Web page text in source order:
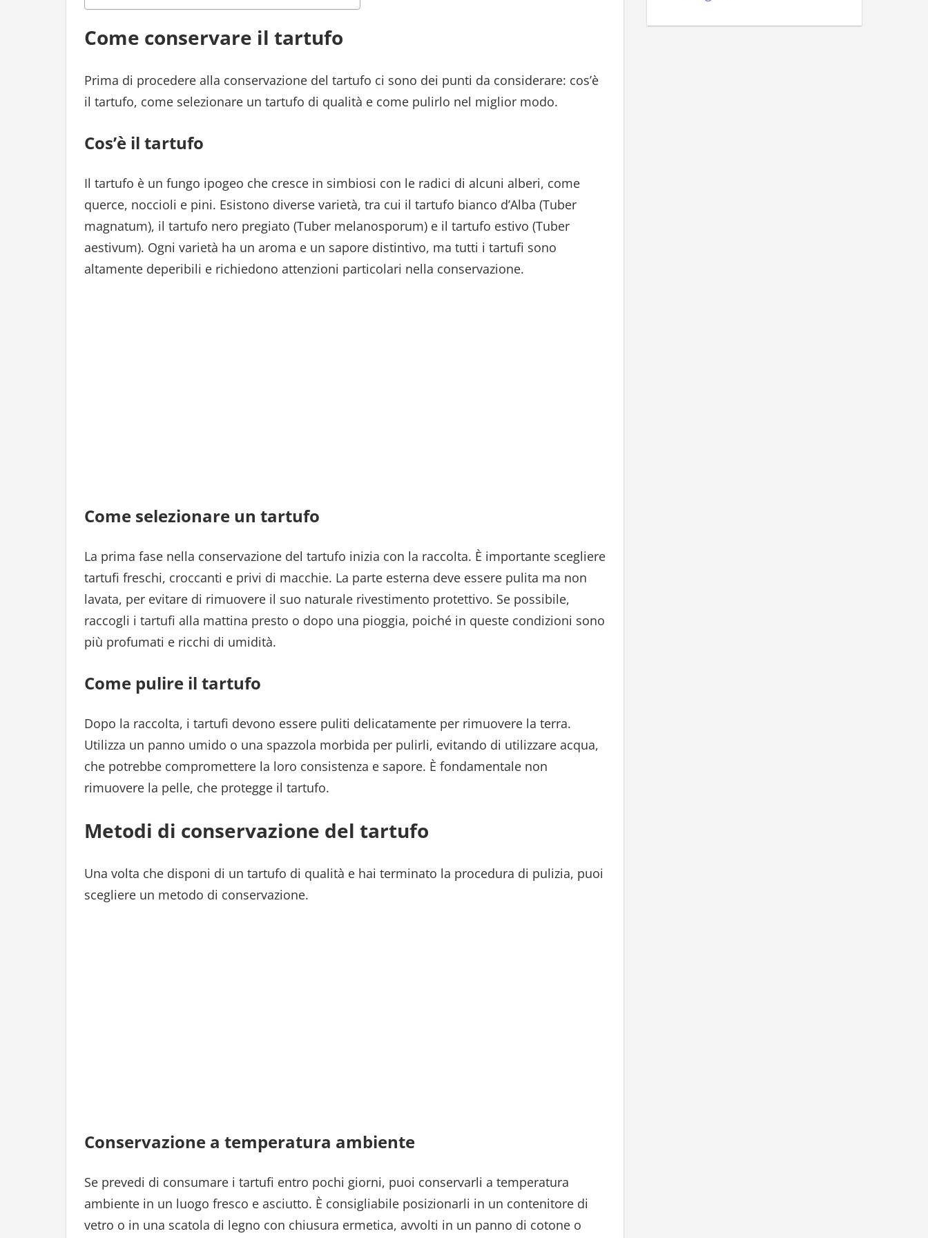
Come conservare il tartufo
Prima di procedere alla conservazione del tartufo ci sono dei punti da considerare: cos’è
il tartufo, come selezionare un tartufo di qualità e come pulirlo nel miglior modo.
Cos’è il tartufo
Il tartufo è un fungo ipogeo che cresce in simbiosi con le radici di alcuni alberi, come
querce, noccioli e pini. Esistono diverse varietà, tra cui il tartufo bianco d’Alba (Tuber
magnatum), il tartufo nero pregiato (Tuber melanosporum) e il tartufo estivo (Tuber
aestivum). Ogni varietà ha un aroma e un sapore distintivo, ma tutti i tartufi sono
altamente deperibili e richiedono attenzioni particolari nella conservazione.
Come selezionare un tartufo
La prima fase nella conservazione del tartufo inizia con la raccolta. È importante scegliere
tartufi freschi, croccanti e privi di macchie. La parte esterna deve essere pulita ma non
lavata, per evitare di rimuovere il suo naturale rivestimento protettivo. Se possibile,
raccogli i tartufi alla mattina presto o dopo una pioggia, poiché in queste condizioni sono
più profumati e ricchi di umidità.
Come pulire il tartufo
Dopo la raccolta, i tartufi devono essere puliti delicatamente per rimuovere la terra.
Utilizza un panno umido o una spazzola morbida per pulirli, evitando di utilizzare acqua,
che potrebbe compromettere la loro consistenza e sapore. È fondamentale non
rimuovere la pelle, che protegge il tartufo.
Metodi di conservazione del tartufo
Una volta che disponi di un tartufo di qualità e hai terminato la procedura di pulizia, puoi
scegliere un metodo di conservazione.
Conservazione a temperatura ambiente
Se prevedi di consumare i tartufi entro pochi giorni, puoi conservarli a temperatura
ambiente in un luogo fresco e asciutto. È consigliabile posizionarli in un contenitore di
vetro o in una scatola di legno con chiusura ermetica, avvolti in un panno di cotone o